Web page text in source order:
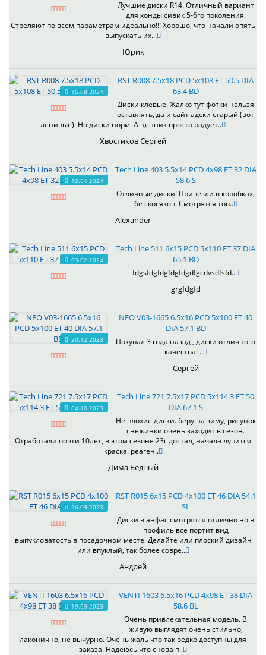
Лучшие диски R14. Отличный вариант
для хонды сивик 5-6го поколения.
Стреляют по всем параметрам идеально!!! Хорошо, что начали опять
выпускать их...
Юрик
15.08.2024
RST R008 7.5x18 PCD 5x108 ET 50.5 DIA
63.4 BD
Диски клевые. Жалко тут фотки нельзя
оставлять, да и сайт адски старый (вот
ленивые). Но диски норм. А ценник просто радует..
Хвостиков Сергей
12.04.2024
Tech Line 403 5.5x14 PCD 4x98 ET 32 DIA
58.6 S
Отличные диски! Привезли в коробках,
без косяков. Смотрятся топ..
Alexander
03.02.2024
Tech Line 511 6x15 PCD 5x110 ET 37 DIA
65.1 BD
fdgsfdgfdgfdgfdgdfgcdvsdfsfd..
grgfdgfd
20.12.2023
NEO V03-1665 6.5x16 PCD 5x100 ET 40
DIA 57.1 BD
Покупал 3 года назад , диски отличного
качества! ..
Сергей
04.10.2023
Tech Line 721 7.5x17 PCD 5x114.3 ET 50
DIA 67.1 S
Не плохие диски. беру на зиму, рисунок
снежинки очень заходит в сезон.
Отработали почти 10лет, в этом сезоне 23г достал, начала лупится
краска. реаген..
Дима Бедный
26.09.2023
RST R015 6x15 PCD 4x100 ET 46 DIA 54.1
SL
Диски в анфас смотрятся отлично но в
профиль всё портит вид
выпукловатость в посадочном месте. Делайте или плоский дизайн
или впуклый, так более совре..
Андрей
19.09.2023
VENTI 1603 6.5x16 PCD 4x98 ET 38 DIA
58.6 BL
Очень привлекательная модель. В
живую выглядят очень стильно,
лаконично, не вычурно. Очень жаль что так редко доступны для
заказа. Надеюсь что снова п..